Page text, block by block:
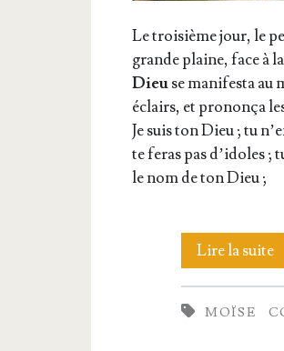
Le troi­sième jour, le
grande plaine, face à
Dieuse mani­fes­ta au
éclairs, et pro­non­ça
Je suis ton Dieu ; tu
te feras pas d’i­doles ;
le nom de ton Dieu ;
Lire la suite28.
MOÏSE